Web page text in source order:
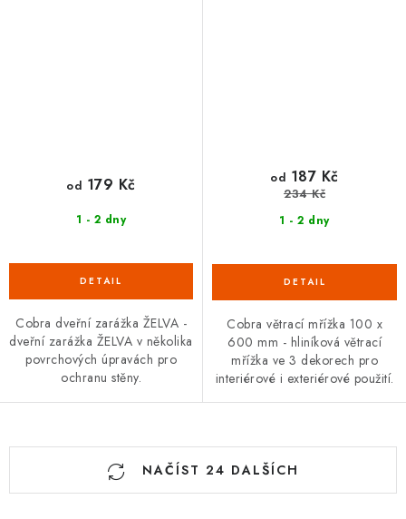
1 - 2 dny
od 179 Kč
Cobra dveřní zarážka ŽELVA -
dveřní zarážka ŽELVA v několika
povrchových úpravách pro
ochranu stěny.
1 - 2 dny
od 187 Kč
234 Kč
Cobra větrací mřížka 100 x
600 mm - hliníková větrací
mřížka ve 3 dekorech pro
interiérové i exteriérové použití.
O
NAČÍST 24 DALŠÍCH